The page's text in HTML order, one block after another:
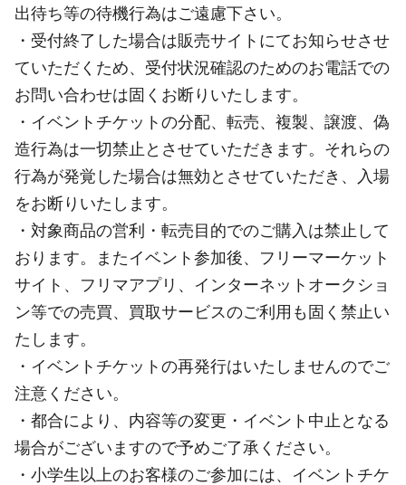
出待ち等の待機行為はご遠慮下さい。
・受付終了した場合は販売サイトにてお知らせさせ
ていただくため、受付状況確認のためのお電話での
お問い合わせは固くお断りいたします。
・イベントチケットの分配、転売、複製、譲渡、偽
造行為は一切禁止とさせていただきます。それらの
行為が発覚した場合は無効とさせていただき、入場
をお断りいたします。
・対象商品の営利・転売目的でのご購入は禁止して
おります。またイベント参加後、フリーマーケット
サイト、フリマアプリ、インターネットオークショ
ン等での売買、買取サービスのご利用も固く禁止い
たします。
・イベントチケットの再発行はいたしませんのでご
注意ください。
・都合により、内容等の変更・イベント中止となる
場合がございますので予めご了承ください。
・小学生以上のお客様のご参加には、イベントチケ